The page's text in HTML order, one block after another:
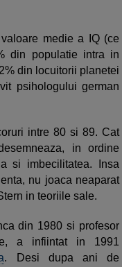
medie a IQ (ce
din populatie intra in
din locuitorii planetei
psihologului german
intre 80 si 89. Cat
in ordine
si imbecilitatea. Insa
nu joaca neaparat
in teoriile sale.
din 1980 si profesor
a infiintat in 1991
. Desi dupa ani de